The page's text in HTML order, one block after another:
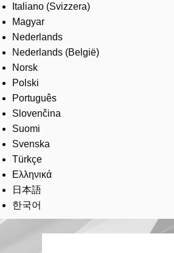
Italiano (Svizzera)
Magyar
Nederlands
Nederlands (België)
Norsk
Polski
Português
Slovenčina
Suomi
Svenska
Türkçe
Ελληνικά
日本語
한국어